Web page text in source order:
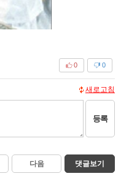
0
0
새로고침
등록
다음 댓글보기